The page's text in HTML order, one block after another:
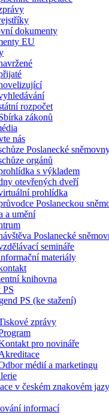
dokumenty
EU
rozpočet
zákonů
nás
Poslanecké
orgánů
s výkladem
otevřených dveří
prohlídka
Poslaneckou
a umění
Poslanecké
semináře
materiály
knihovna
PS (ke stažení)
zprávy
pro novináře
médií a marketingu
v českém znakovém
informací